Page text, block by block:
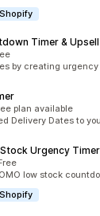
Timer & Upsell
by creating
plan available
Delivery Dates to
Urgency Timer
low stock